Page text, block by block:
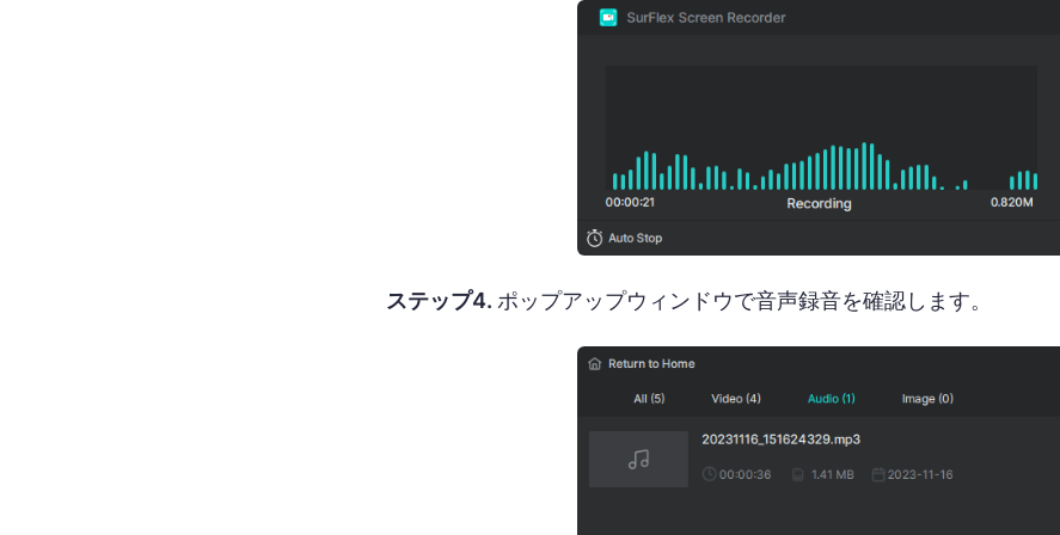
ステップ4. ポップアップウィンドウで音声録音を確認します。